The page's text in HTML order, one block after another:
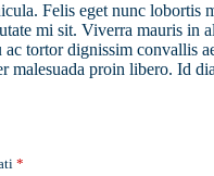
Felis eget nunc lobortis
mi sit. Viverra mauris in
tortor dignissim convallis
proin libero. Id
*